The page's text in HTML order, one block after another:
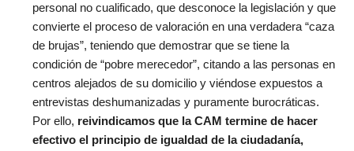
personal no cualificado, que desconoce la legislación y que
convierte el proceso de valoración en una verdadera “caza
de brujas”, teniendo que demostrar que se tiene la
condición de “pobre merecedor”, citando a las personas en
centros alejados de su domicilio y viéndose expuestos a
entrevistas deshumanizadas y puramente burocráticas.
Por ello, reivindicamos que la CAM termine de hacer
efectivo el principio de igualdad de la ciudadanía,